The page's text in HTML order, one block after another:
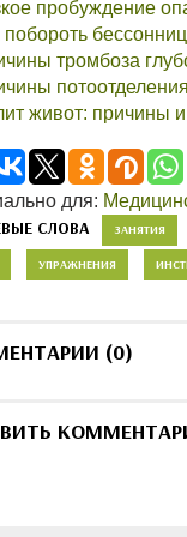
пробуждение
побороть
тромбоза
потоотделения
живот: причины
для:
СЛОВА ЗАНЯТИЯ
УПРАЖНЕНИЯ
(0)